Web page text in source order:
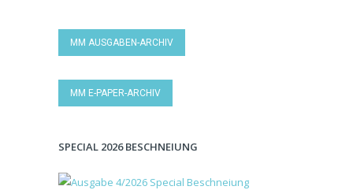
MM AUSGABEN-ARCHIV
MM E-PAPER-ARCHIV
SPECIAL 2026 BESCHNEIUNG